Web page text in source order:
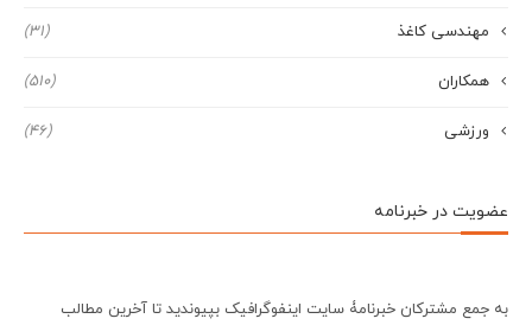
مهندسی کاغذ (31)
همکاران (510)
ورزشی (46)
عضویت در خبرنامه
به جمع مشترکان خبرنامۀ سایت اینفوگرافیک بپیوندید تا آخرین مطالب